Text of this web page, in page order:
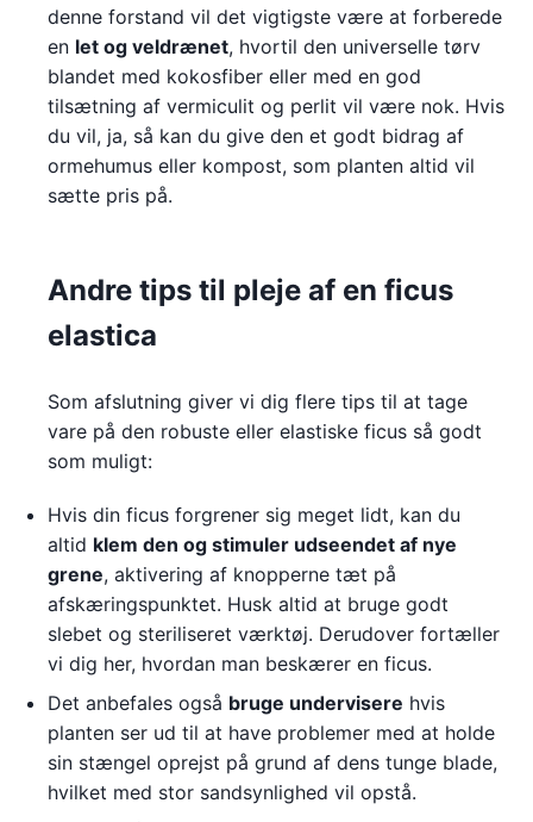
denne forstand vil det vigtigste være at forberede
en let og veldrænet, hvortil den universelle tørv
blandet med kokosfiber eller med en god
tilsætning af vermiculit og perlit vil være nok. Hvis
du vil, ja, så kan du give den et godt bidrag af
ormehumus eller kompost, som planten altid vil
sætte pris på.
Andre tips til pleje af en ficus
elastica
Som afslutning giver vi dig flere tips til at tage
vare på den robuste eller elastiske ficus så godt
som muligt:
Hvis din ficus forgrener sig meget lidt, kan du
altid klem den og stimuler udseendet af nye
grene, aktivering af knopperne tæt på
afskæringspunktet. Husk altid at bruge godt
slebet og steriliseret værktøj. Derudover fortæller
vi dig her, hvordan man beskærer en ficus.
Det anbefales også bruge undervisere hvis
planten ser ud til at have problemer med at holde
sin stængel oprejst på grund af dens tunge blade,
hvilket med stor sandsynlighed vil opstå.